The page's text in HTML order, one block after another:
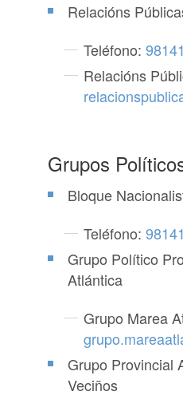
Relacións
Teléfono:
Relacións
Grupos
Bloque
Teléfono:
Grupo Político
Atlántica
Grupo Marea
Grupo Provincial
Veciños